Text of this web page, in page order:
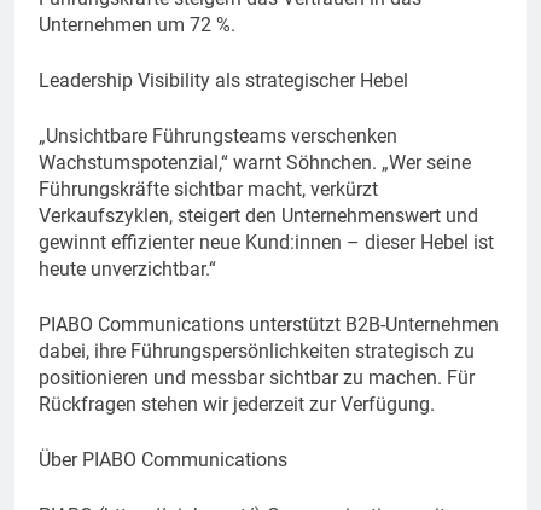
Unternehmen um 72 %.
Leadership Visibility als strategischer Hebel
„Unsichtbare Führungsteams verschenken
Wachstumspotenzial,“ warnt Söhnchen. „Wer seine
Führungskräfte sichtbar macht, verkürzt
Verkaufszyklen, steigert den Unternehmenswert und
gewinnt effizienter neue Kund:innen – dieser Hebel ist
heute unverzichtbar.“
PIABO Communications unterstützt B2B-Unternehmen
dabei, ihre Führungspersönlichkeiten strategisch zu
positionieren und messbar sichtbar zu machen. Für
Rückfragen stehen wir jederzeit zur Verfügung.
Über PIABO Communications